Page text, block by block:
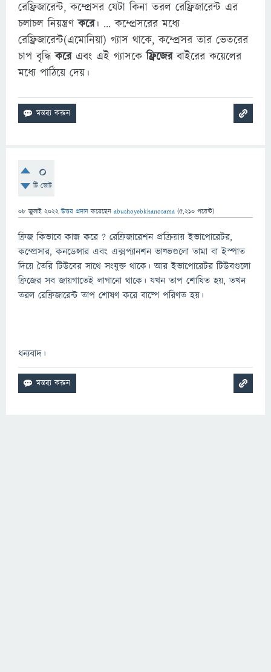
রেফ্রিজারেন্ট, কম্প্রেসর যেটা কিনা তরল রেফ্রিজারেন্ট এর
চলাচল নিয়ন্ত্রণকরে। ... কম্প্রেসরের মধ্যে
রেফ্রিজারেন্ট(এমোনিয়া) গ্যাস থাকে, কম্প্রেসর তার ভেতরের
চাপ বৃদ্ধিকরেএবং এই গ্যাসকেফ্রিজেরবাইরের কয়েলের
মধ্যে পাঠিয়ে দেয়।
0
টি ভোট
08 জুলাই 2022 উত্তর প্রদান করেছেন abushoyebkhanosama (5,210 পয়েন্ট)
ফ্রিজ কিভাবে কাজ করে ? রেফ্রিজারেশন প্রক্রিয়ায় ইভাপোরেটর,
কম্প্রেসার, কনডেন্সার এবং এক্সপ্যানশন ভাল্ভগুলো তামা বা ইস্পাত
দিয়ে তৈরি টিউবের সাথে সংযুক্ত থাকে। আর ইভাপোরেটর টিউবগুলো
ফ্রিজের সব জায়গাতেই লাগানো থাকে। যখন তাপ শোষিত হয়, তখন
তরল রেফ্রিজারেন্ট তাপ শোষণ করে বাষ্পে পরিণত হয়।
ধন্যবাদ।